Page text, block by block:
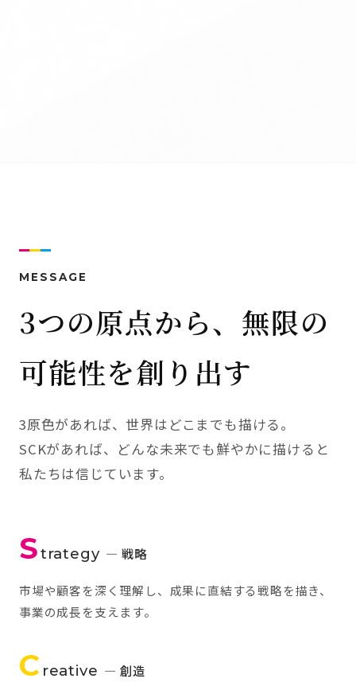
MESSAGE
3つの原点から、無限の
可能性を創り出す
3原色があれば、世界はどこまでも描ける。
SCKがあれば、どんな未来でも鮮やかに描けると
私たちは信じています。
Strategy — 戦略
市場や顧客を深く理解し、成果に直結する戦略を描き、
事業の成長を支えます。
C reative — 創造